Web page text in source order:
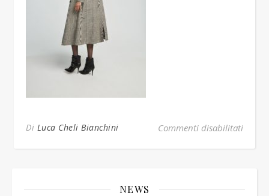
Di Luca Cheli Bianchini Commenti disabilitatisu
NEWS